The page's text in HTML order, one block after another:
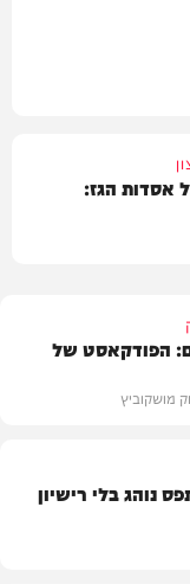
אסדות הגז:
10 מבפנים: הפודקאסט של
מושקוביץ
נוהג בלי רישיון